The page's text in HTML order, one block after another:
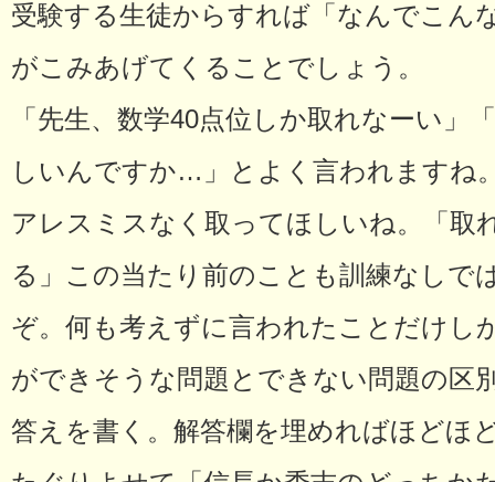
受験する生徒からすれば「なんでこん
がこみあげてくることでしょう。
「先生、数学40点位しか取れなーい」
しいんですか…」とよく言われますね
アレスミスなく取ってほしいね。「取
る」この当たり前のことも訓練なしで
ぞ。何も考えずに言われたことだけし
ができそうな問題とできない問題の区
答えを書く。解答欄を埋めればほどほ